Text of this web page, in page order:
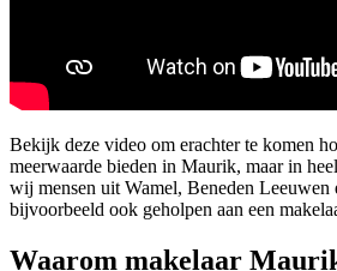
Bekijk deze video om erachter te komen
meerwaarde bieden in Maurik, maar in
wij mensen uit Wamel, Beneden Leeuwen
bijvoorbeeld ook geholpen aan een
Waarom makelaar